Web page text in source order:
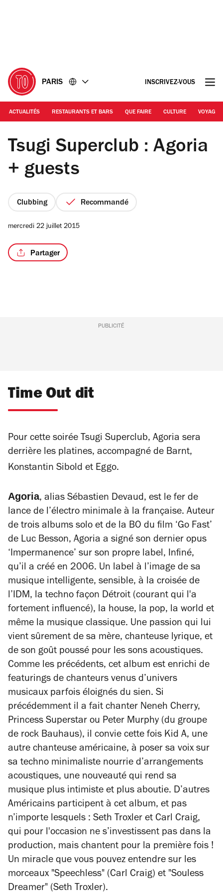
PARIS INSCRIVEZ-VOUS
ACTUALITÉS RESTAURANTS ET BARS QUE FAIRE CULTURE VOYAGE
Agoria
Tsugi Superclub : Agoria
+ guests
Clubbing Recommandé
mercredi 22 juillet 2015
Partager
PUBLICITÉ
Time Out dit
Pour cette soirée Tsugi Superclub, Agoria sera
derrière les platines, accompagné de Barnt,
Konstantin Sibold et Eggo.
Agoria, alias Sébastien Devaud, est le fer de
lance de l’électro minimale à la française. Auteur
de trois albums solo et de la BO du film ‘Go Fast’
de Luc Besson, Agoria a signé son dernier opus
‘Impermanence’ sur son propre label, Infiné,
qu’il a créé en 2006. Un label à l’image de sa
musique intelligente, sensible, à la croisée de
l’IDM, la techno façon Détroit (courant qui l'a
fortement influencé), la house, la pop, la world et
même la musique classique. Une passion qui lui
vient sûrement de sa mère, chanteuse lyrique, et
de son goût poussé pour les sons acoustiques.
Comme les précédents, cet album est enrichi de
featurings de chanteurs venus d’univers
musicaux parfois éloignés du sien. Si
précédemment il a fait chanter Neneh Cherry,
Princess Superstar ou Peter Murphy (du groupe
de rock Bauhaus), il convie cette fois Kid A, une
autre chanteuse américaine, à poser sa voix sur
sa techno minimaliste nourrie d’arrangements
acoustiques, une nouveauté qui rend sa
musique plus intimiste et plus aboutie. D’autres
Américains participent à cet album, et pas
n’importe lesquels : Seth Troxler et Carl Craig,
qui pour l'occasion ne s’investissent pas dans la
production, mais chantent pour la première fois !
Un miracle que vous pouvez entendre sur les
morceaux "Speechless" (Carl Craig) et "Souless
Dreamer" (Seth Troxler).